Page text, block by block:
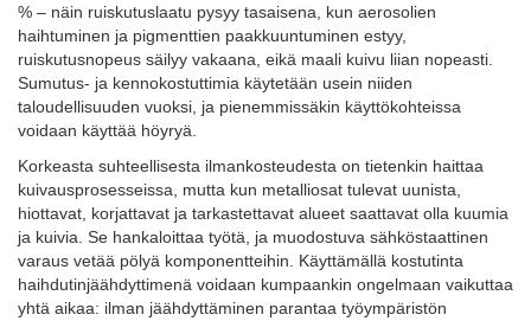
% – näin ruiskutuslaatu pysyy tasaisena, kun aerosolien
haihtuminen ja pigmenttien paakkuuntuminen estyy,
ruiskutusnopeus säilyy vakaana, eikä maali kuivu liian nopeasti.
Sumutus- ja kennokostuttimia käytetään usein niiden
taloudellisuuden vuoksi, ja pienemmissäkin käyttökohteissa
voidaan käyttää höyryä.
Korkeasta suhteellisesta ilmankosteudesta on tietenkin haittaa
kuivausprosesseissa, mutta kun metalliosat tulevat uunista,
hiottavat, korjattavat ja tarkastettavat alueet saattavat olla kuumia
ja kuivia. Se hankaloittaa työtä, ja muodostuva sähköstaattinen
varaus vetää pölyä komponentteihin. Käyttämällä kostutinta
haihdutinjäähdyttimenä voidaan kumpaankin ongelmaan vaikuttaa
yhtä aikaa: ilman jäähdyttäminen parantaa työympäristön